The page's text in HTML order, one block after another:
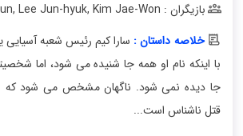
بازیگران : Shin Hye-sun
, Lee Jun-hyuk, Kim Jae-Won
خلاصه داستان : سارا کیم رئیس شعبه
با اینکه نام او همه جا شنیده می شود، اما
جا دیده نمی شود. ناگهان مشخص می شود که
قتل ناشناس است...